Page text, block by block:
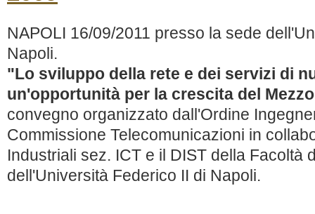
NAPOLI 16/09/2011 presso la sede
Napoli.
"Lo sviluppo della rete e dei servizi di
un'opportunità per la crescita del
convegno organizzato dall'Ordine
Commissione Telecomunicazioni in
Industriali sez. ICT e il DIST della Facoltà
dell'Università Federico II di Napoli.